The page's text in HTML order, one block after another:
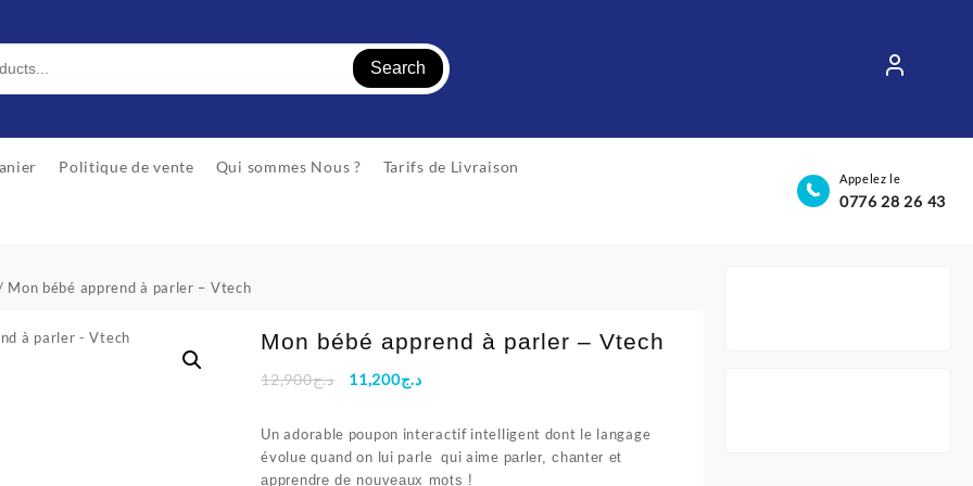
Search
Politique de vente Qui sommes Nous ? Tarifs de Livraison
Appelez le
0776 28 26 43
bébé apprend à parler – Vtech
Mon bébé apprend à parler – Vtech
د.ج12,900
Le
était :
د.ج11,200
Le
Un adorable poupon interactif intelligent dont le langage
évolue quand on lui parle qui aime parler, chanter et
apprendre de nouveaux mots !